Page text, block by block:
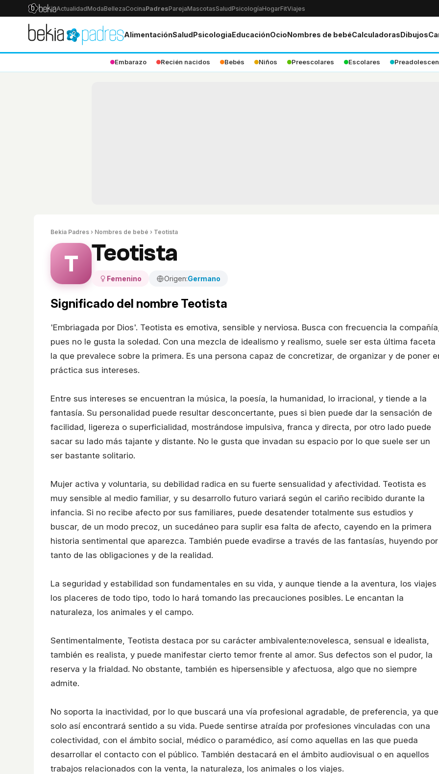
ActualidadModaBellezaCocinaPadresParejaMascotasSaludPsicologíaHogarFitViajes
AlimentaciónSaludPsicologiaEducaciónOcioNombres de bebéCalculadorasDibujos
Embarazo Recién nacidos Bebés Niños Preescolares Escolares
Bekia Padres › Nombres de bebé › Teotista
T Teotista
Femenino Origen:Germano
Significado del nombre Teotista
'Embriagada por Dios'. Teotista es emotiva, sensible y nerviosa. Busca con frecuencia la
pues no le gusta la soledad. Con una mezcla de idealismo y realismo, suele ser esta última faceta
la que prevalece sobre la primera. Es una persona capaz de concretizar, de organizar y de poner
práctica sus intereses.
Entre sus intereses se encuentran la música, la poesía, la humanidad, lo irracional, y tiende a la
fantasía. Su personalidad puede resultar desconcertante, pues si bien puede dar la sensación de
facilidad, ligereza o superficialidad, mostrándose impulsiva, franca y directa, por otro lado puede
sacar su lado más tajante y distante. No le gusta que invadan su espacio por lo que suele ser un
ser bastante solitario.
Mujer activa y voluntaria, su debilidad radica en su fuerte sensualidad y afectividad. Teotista es
muy sensible al medio familiar, y su desarrollo futuro variará según el cariño recibido durante la
infancia. Si no recibe afecto por sus familiares, puede desatender totalmente sus estudios y
buscar, de un modo precoz, un sucedáneo para suplir esa falta de afecto, cayendo en la primera
historia sentimental que aparezca. También puede evadirse a través de las fantasías, huyendo por
tanto de las obligaciones y de la realidad.
La seguridad y estabilidad son fundamentales en su vida, y aunque tiende a la aventura, los viajes
los placeres de todo tipo, todo lo hará tomando las precauciones posibles. Le encantan la
naturaleza, los animales y el campo.
Sentimentalmente, Teotista destaca por su carácter ambivalente:novelesca, sensual e idealista,
también es realista, y puede manifestar cierto temor frente al amor. Sus defectos son el pudor, la
reserva y la frialdad. No obstante, también es hipersensible y afectuosa, algo que no siempre
admite.
No soporta la inactividad, por lo que buscará una vía profesional agradable, de preferencia, ya que
solo así encontrará sentido a su vida. Puede sentirse atraída por profesiones vinculadas con una
colectividad, con el ámbito social, médico o paramédico, así como aquellas en las que pueda
desarrollar el contacto con el público. También destacará en el ámbito audiovisual o en aquellos
trabajos relacionados con la venta, la naturaleza, los animales o los viajes.